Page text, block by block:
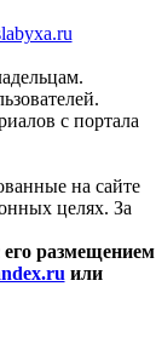
с портала
на сайте
целях. За
его размещением
или